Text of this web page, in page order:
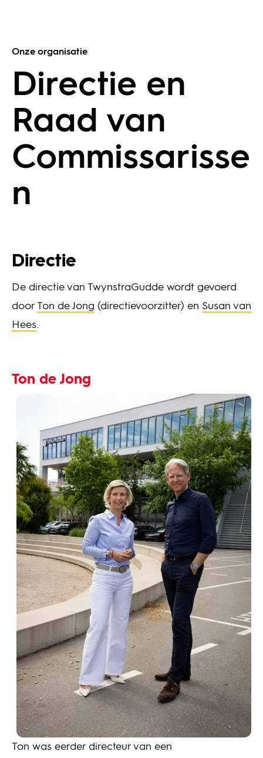
Onze organisatie
Directie en
Raad van
Commissarisse
n
Directie
De directie van TwynstraGudde wordt gevoerd
door Ton de Jong (directievoorzitter) en Susan van
Hees.
Ton de Jong
Ton was eerder directeur van een